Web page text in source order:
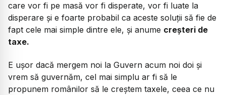
care vor fi pe masă vor fi disperate, vor fi luate la
disperare și e foarte probabil ca aceste soluții să fie de
fapt cele mai simple dintre ele, și anume creșteri de
taxe.
E ușor dacă mergem noi la Guvern acum noi doi și
vrem să guvernăm, cel mai simplu ar fi să le
propunem românilor să le creștem taxele, ceea ce nu